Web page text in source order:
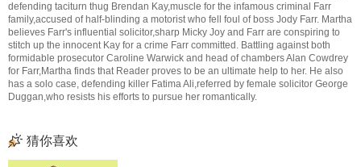
defending taciturn thug Brendan Kay,muscle for the infamous criminal Farr
family,accused of half-blinding a motorist who fell foul of boss Jody Farr. Martha
believes Farr's influential solicitor,sharp Micky Joy and Farr are conspiring to
stitch up the innocent Kay for a crime Farr committed. Battling against both
formidable prosecutor Caroline Warwick and head of chambers Alan Cowdrey
for Farr,Martha finds that Reader proves to be an ultimate help to her. He also
has a solo case, defending killer Fatima Ali,referred by female solicitor George
Duggan,who resists his efforts to pursue her romantically.
猜你喜欢